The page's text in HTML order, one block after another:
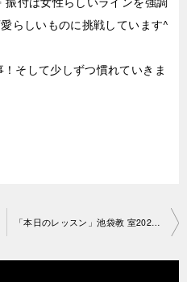
らしいものに挑戦しています^
そして少しずつ慣れていきま
「本日のレッスン」池袋教 室2020-4-20-­no0050-1386